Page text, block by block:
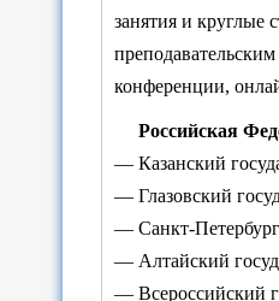
занятия и круглые
конференции,
Российская
— Казанский
— Глазовский
— Санкт-
— Алтайский
— Всероссийский